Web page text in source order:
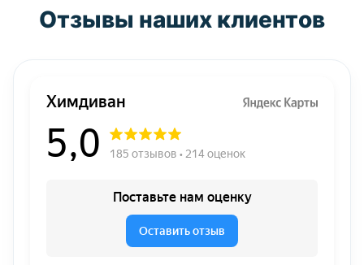
Отзывы наших клиентов